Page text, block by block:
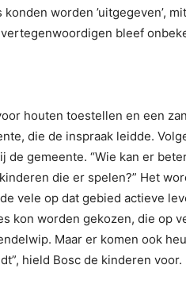
worden ’uitgegeven’,
vertegenwoordigen bleef
houten toestellen en een
die de inspraak leidde.
de gemeente. “Wie kan er
die er spelen?” Het
vele op dat gebied actieve
kon worden gekozen, die op
Maar er komen ook
hield Bosc de kinderen voor.